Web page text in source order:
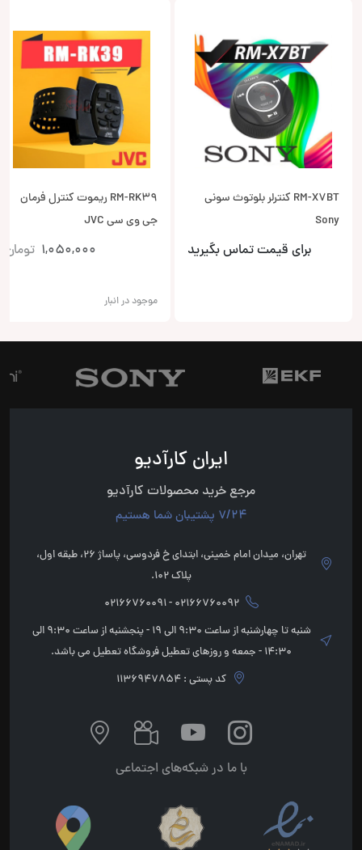
RM-X7BT کنترلر بلوتوث سونی
Sony
برای قیمت تماس بگیرید
RM-RK39 ریموت کنترل فرمان
جی وی سی JVC
1,050,000 تومان
موجود در انبار
ایران کارآدیو
مرجع خرید محصولات کارآدیو
7/24 پشتیبان شما هستیم
تهران، میدان امام خمینی، ابتدای خ فردوسی، پاساژ 26، طبقه اول،
پلاک 102.
02166760092 - 02166760091
شنبه تا چهارشنبه از ساعت 9:30 الی 19 - پنجشنبه از ساعت 9:30 الی
14:30 - جمعه و روزهای تعطیل فروشگاه تعطیل می باشد.
کد پستی : 1136947854
با ما در شبکه‌های اجتماعی